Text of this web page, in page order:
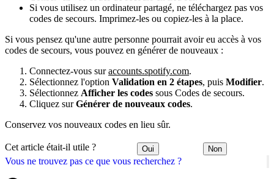
Vous ne trouvez pas ce que vous recherchez ?
Si vous utilisez un ordinateur partagé, ne téléchargez pas vos
codes de secours. Imprimez-les ou copiez-les à la place.
Si vous pensez qu'une autre personne pourrait avoir eu accès à vos
codes de secours, vous pouvez en générer de nouveaux :
Connectez-vous suraccounts.spotify.com.
Sélectionnez l'option Validation en 2 étapes, puis Modifier.
Sélectionnez Afficher les codes sous Codes de secours.
Cliquez surGénérer de nouveaux codes.
Conservez vos nouveaux codes en lieu sûr.
Cet article était-il utile ? Oui Non